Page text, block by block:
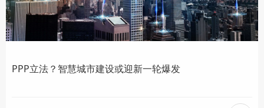
PPP立法？智慧城市建设或迎新一轮爆发